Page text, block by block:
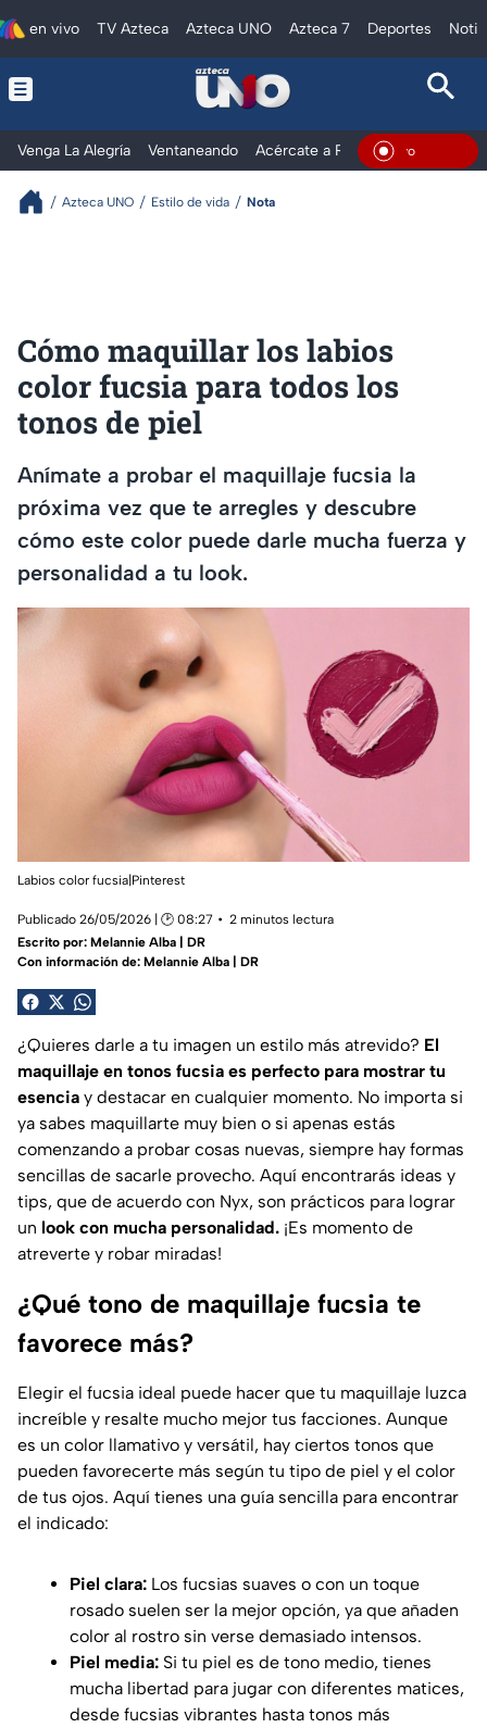
en vivo TV Azteca Azteca UNO Azteca 7 Deportes
Venga La Alegría Ventaneando Acércate a Rocío Al ExtremoEn Vivo
Azteca UNO Estilo de vida Nota
Cómo maquillar los labios
color fucsia para todos los
tonos de piel
Anímate a probar el maquillaje fucsia la
próxima vez que te arregles y descubre
cómo este color puede darle mucha fuerza y
personalidad a tu look.
Labios color fucsia|Pinterest
Publicado 26/05/2026 | 🕑 08:27
2 minutos lectura
Escrito por: Melannie Alba | DR
Con información de: Melannie Alba | DR
¿Quieres darle a tu imagen un estilo más atrevido? El
maquillaje en tonos fucsia es perfecto para mostrar tu
esencia y destacar en cualquier momento. No importa si
ya sabes maquillarte muy bien o si apenas estás
comenzando a probar cosas nuevas, siempre hay formas
sencillas de sacarle provecho. Aquí encontrarás ideas y
tips, que de acuerdo con Nyx, son prácticos para lograr
un look con mucha personalidad. ¡Es momento de
atreverte y robar miradas!
¿Qué tono de maquillaje fucsia te
favorece más?
Elegir el fucsia ideal puede hacer que tu maquillaje luzca
increíble y resalte mucho mejor tus facciones. Aunque
es un color llamativo y versátil, hay ciertos tonos que
pueden favorecerte más según tu tipo de piel y el color
de tus ojos. Aquí tienes una guía sencilla para encontrar
el indicado:
Piel clara: Los fucsias suaves o con un toque
rosado suelen ser la mejor opción, ya que añaden
color al rostro sin verse demasiado intensos.
Piel media: Si tu piel es de tono medio, tienes
mucha libertad para jugar con diferentes matices,
desde fucsias vibrantes hasta tonos más